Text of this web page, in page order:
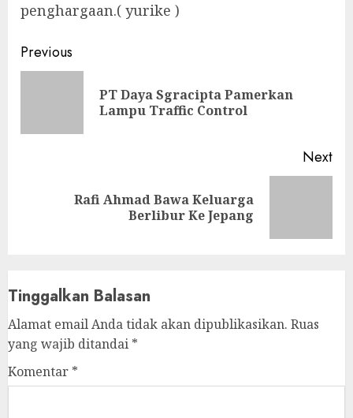
penghargaan.( yurike )
Continue
Reading
Previous
PT Daya Sgracipta Pamerkan
Lampu Traffic Control
Next
Rafi Ahmad Bawa Keluarga
Berlibur Ke Jepang
Tinggalkan Balasan
Alamat email Anda tidak akan dipublikasikan. Ruas
yang wajib ditandai *
Komentar *